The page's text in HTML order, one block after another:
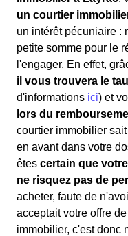
un courtier
un intérêt pécuniaire :
petite somme pour le
l'engager. En effet,
il vous trouvera le
d'informations ici) et
lors du
courtier immobilier
en avant dans votre
êtes certain que
ne risquez pas de
acheter, faute de
acceptait votre offre
immobilier, c'est donc